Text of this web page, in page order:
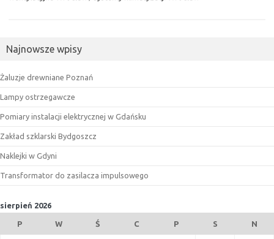
Najnowsze wpisy
Żaluzje drewniane Poznań
Lampy ostrzegawcze
Pomiary instalacji elektrycznej w Gdańsku
Zakład szklarski Bydgoszcz
Naklejki w Gdyni
Transformator do zasilacza impulsowego
sierpień 2026
P W Ś C P S N